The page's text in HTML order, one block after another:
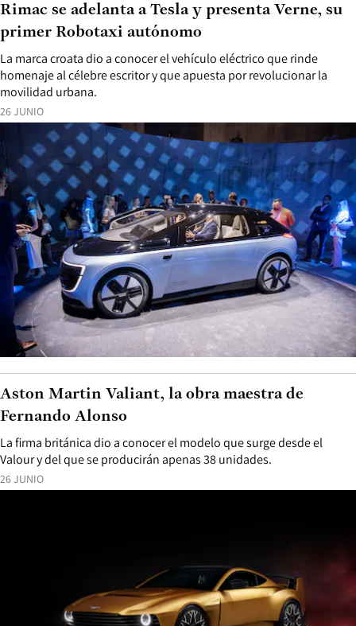
26 JUNIO
La marca croata dio a conocer el vehículo eléctrico que rinde
homenaje al célebre escritor y que apuesta por revolucionar la
movilidad urbana.
Rimac se adelanta a Tesla y presenta Verne, su
primer Robotaxi autónomo
26 JUNIO
La firma británica dio a conocer el modelo que surge desde el
Valour y del que se producirán apenas 38 unidades.
Aston Martin Valiant, la obra maestra de
Fernando Alonso